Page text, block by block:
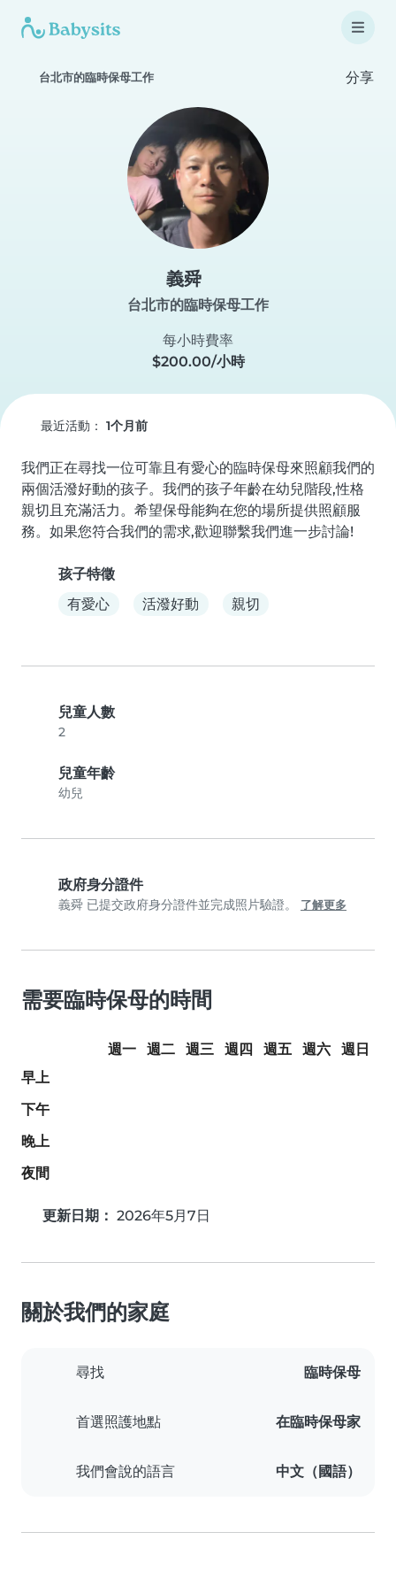
台北市的臨時保母工作 分享
義舜
台北市的臨時保母工作
每小時費率
$200.00/小時
最近活動： 1个月前
我們正在尋找一位可靠且有愛心的臨時保母來照顧我們的
兩個活潑好動的孩子。我們的孩子年齡在幼兒階段,性格
親切且充滿活力。希望保母能夠在您的場所提供照顧服
務。如果您符合我們的需求,歡迎聯繫我們進一步討論!
孩子特徵
有愛心
活潑好動 親切
兒童人數
2
兒童年齡
幼兒
政府身分證件
義舜 已提交政府身分證件並完成照片驗證。 了解更多
需要臨時保母的時間
週一 週二 週三 週四 週五 週六
週日
早上
下午
晚上
夜間
更新日期： 2026年5月7日
關於我們的家庭
尋找 臨時保母
首選照護地點 在臨時保母家
我們會說的語言 中文（國語）